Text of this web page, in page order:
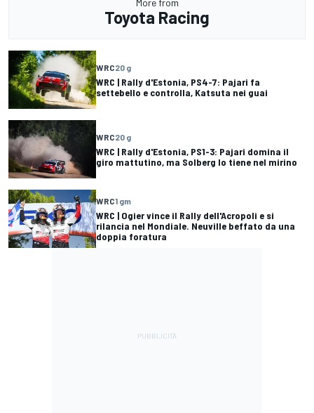
More from
Toyota Racing
WRC20 g
WRC | Rally d'Estonia, PS4-7: Pajari fa
settebello e controlla, Katsuta nei guai
WRC20 g
WRC | Rally d'Estonia, PS1-3: Pajari domina il
giro mattutino, ma Solberg lo tiene nel mirino
WRC1 gm
WRC | Ogier vince il Rally dell'Acropoli e si
rilancia nel Mondiale. Neuville beffato da una
doppia foratura